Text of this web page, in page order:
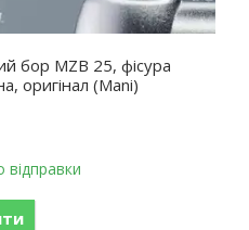
бор MZB 25, фісура
оригінал (Mani)